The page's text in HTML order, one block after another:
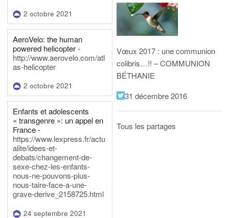
2 octobre 2021
AeroVelo: the human
powered helicopter -
http://www.aerovelo.com/atl
as-helicopter
2 octobre 2021
Enfants et adolescents
« transgenre »: un appel en
France -
https://www.lexpress.fr/actu
alite/idees-et-
debats/changement-de-
sexe-chez-les-enfants-
nous-ne-pouvons-plus-
nous-taire-face-a-une-
grave-derive_2158725.html
24 septembre 2021
Vœux 2017 : une communion
colibris…!! – COMMUNION
BÉTHANIE
31 décembre 2016
Tous les partages